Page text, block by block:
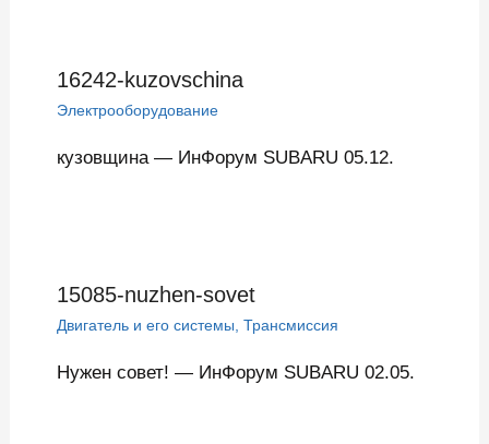
16242-kuzovschina
Электрооборудование
кузовщина — ИнФорум SUBARU 05.12.
15085-nuzhen-sovet
Двигатель и его системы Трансмиссия
Нужен совет! — ИнФорум SUBARU 02.05.